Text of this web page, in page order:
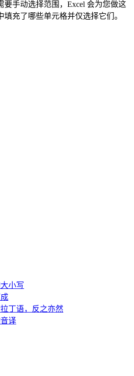
要手动选择范围，Excel 会为您做这
充了哪些单元格并仅选择它们。
小写
丁语，反之亦然
译